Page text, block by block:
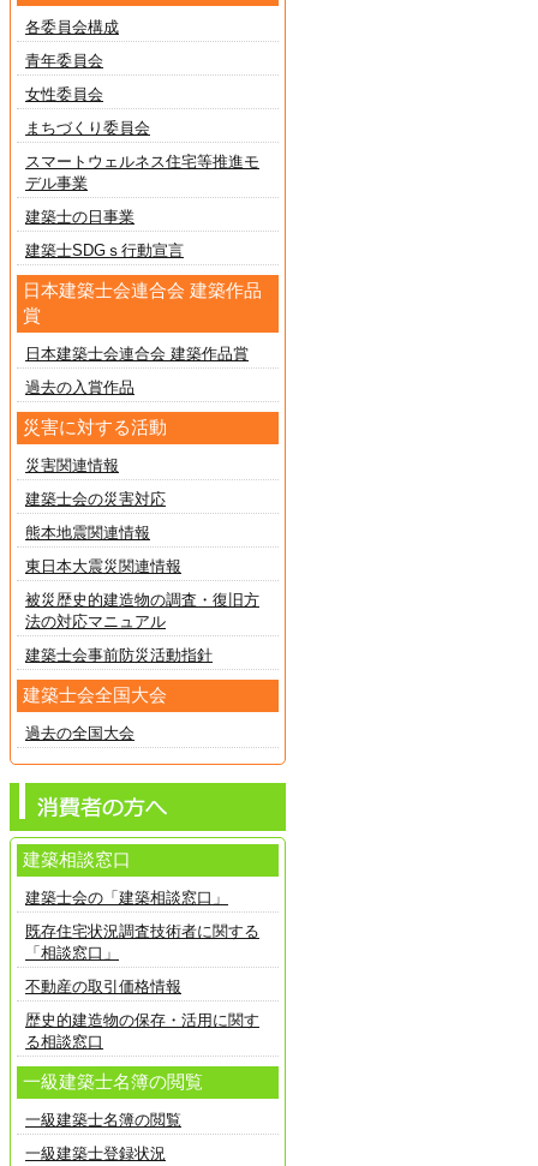
各委員会構成
青年委員会
女性委員会
まちづくり委員会
スマートウェルネス住宅等推進モ
デル事業
建築士の日事業
建築士SDGｓ行動宣言
日本建築士会連合会 建築作品
賞
日本建築士会連合会 建築作品賞
過去の入賞作品
災害に対する活動
災害関連情報
建築士会の災害対応
熊本地震関連情報
東日本大震災関連情報
被災歴史的建造物の調査・復旧方
法の対応マニュアル
建築士会事前防災活動指針
建築士会全国大会
過去の全国大会
建築相談窓口
建築士会の「建築相談窓口」
既存住宅状況調査技術者に関する
「相談窓口」
不動産の取引価格情報
歴史的建造物の保存・活用に関す
る相談窓口
一級建築士名簿の閲覧
一級建築士名簿の閲覧
一級建築士登録状況